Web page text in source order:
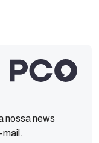
nossa news
mail.